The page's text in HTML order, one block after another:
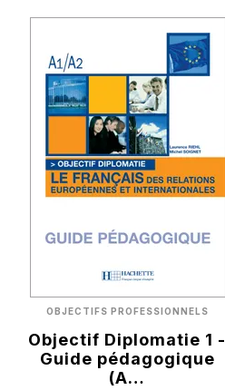
OBJECTIFS PROFESSIONNELS
Objectif Diplomatie 1 -
Guide pédagogique
(A…